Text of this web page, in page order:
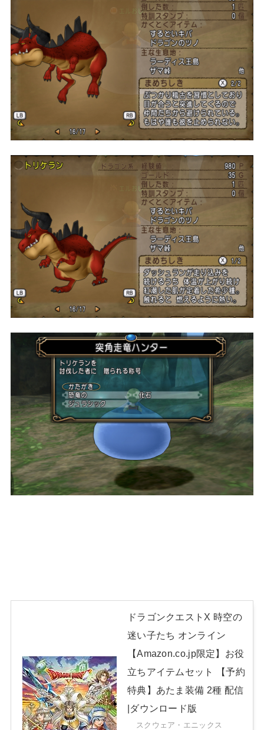
ドラゴンクエストX 時空の
迷い子たち オンライン
【Amazon.co.jp限定】お役
立ちアイテムセット 【予約
特典】あたま装備 2種 配信
|ダウンロード版
スクウェア・エニックス